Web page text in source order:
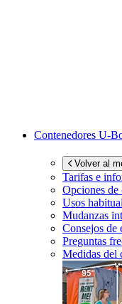
Contenedores U-
Volver al
Tarifas e
Opciones de
Usos
Mudanzas
Consejos de
Preguntas
Medidas del